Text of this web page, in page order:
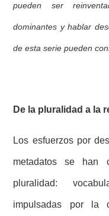
pueden ser
dominantes y hablar
de esta serie pueden
De la pluralidad a la
Los esfuerzos por
metadatos se han
pluralidad:
impulsadas por la